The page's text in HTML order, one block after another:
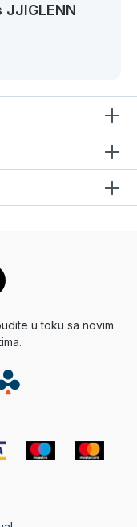
u toku sa novim